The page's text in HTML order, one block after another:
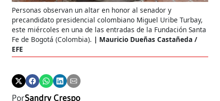
Personas observan un altar en honor al senador y
precandidato presidencial colombiano Miguel Uribe Turbay,
este miércoles en una de las entradas de la Fundación Santa
Fe de Bogotá (Colombia).
Mauricio Dueñas Castañeda /
EFE
PorSandry Crespo